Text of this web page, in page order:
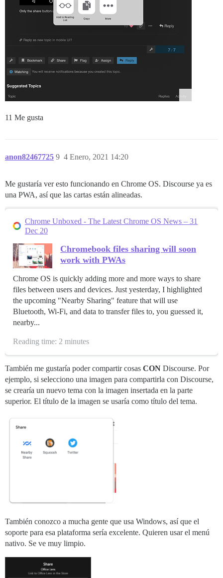
11 Me gusta
anon82467725 4 Enero, 2021 14:20
9
Me gustaría ver esto funcionando en Chrome OS. Discourse ya es
una PWA, así que las cartas están alineadas.
Chrome Unboxed - The Latest Chrome OS News – 31
Dec 20
Chromebook files sharing will soon
work with PWAs
Chrome OS is quickly adding more and more ways to share
files between users and devices. Just yesterday, I highlighted
the upcoming "Nearby Sharing" feature that will use
Bluetooth, Wi-Fi, and data to transfer files to, you guessed it,
nearby...
Reading time: 2 minutes
También me gustaría poder compartir cosas CON Discourse. Por
ejemplo, si selecciono una imagen para compartirla con Discourse,
se crearía un nuevo tema con la imagen insertada en la parte
superior. El título de la imagen se usaría como título del tema.
También conozco a mucha gente que usa Windows, así que el
soporte para esa plataforma sería excelente. Quieren usar el menú
nativo. Se ve muy limpio.